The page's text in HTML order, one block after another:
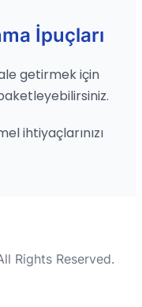
İpuçları
getirmek için
ihtiyaçlarınızı
Rights Reserved.